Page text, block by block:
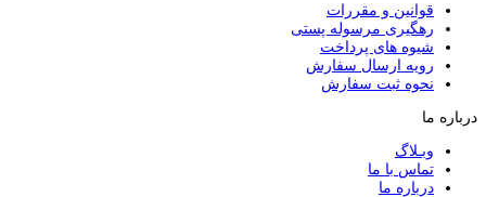
قوانین و مقررات
رهگیری مرسوله پستی
شیوه های پرداخت
رویه ارسال سفارش
نحوه ثبت سفارش
درباره ما
وبـلاگ
تماس با ما
درباره ما